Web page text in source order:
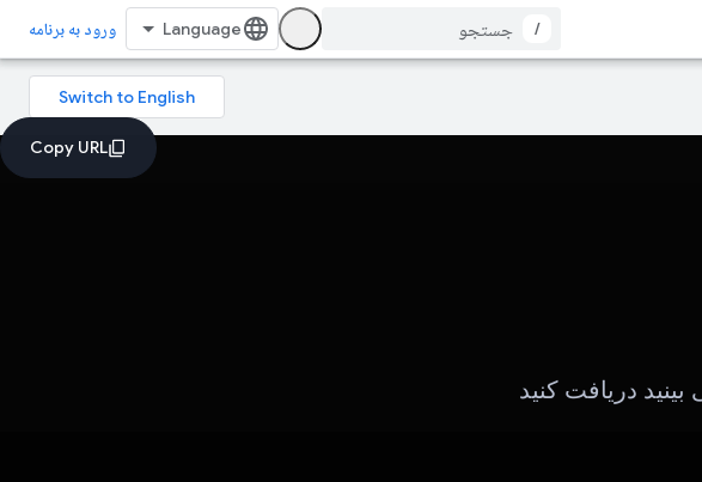
/ ورود به برنامه
دریافت کنید